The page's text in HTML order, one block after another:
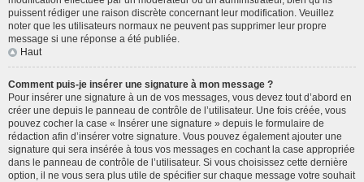
puissent rédiger une raison discrète concernant leur modification. Veuillez
noter que les utilisateurs normaux ne peuvent pas supprimer leur propre
message si une réponse a été publiée.
Haut
Comment puis-je insérer une signature à mon message ?
Pour insérer une signature à un de vos messages, vous devez tout d’abord en
créer une depuis le panneau de contrôle de l’utilisateur. Une fois créée, vous
pouvez cocher la case « Insérer une signature » depuis le formulaire de
rédaction afin d’insérer votre signature. Vous pouvez également ajouter une
signature qui sera insérée à tous vos messages en cochant la case appropriée
dans le panneau de contrôle de l’utilisateur. Si vous choisissez cette dernière
option, il ne vous sera plus utile de spécifier sur chaque message votre souhait